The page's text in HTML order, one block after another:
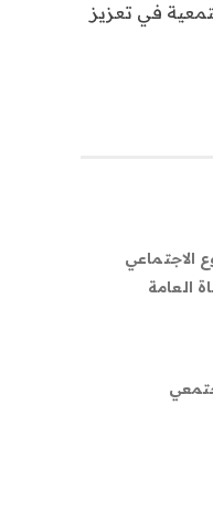
في تعزيز
الاجتماعي
العامة